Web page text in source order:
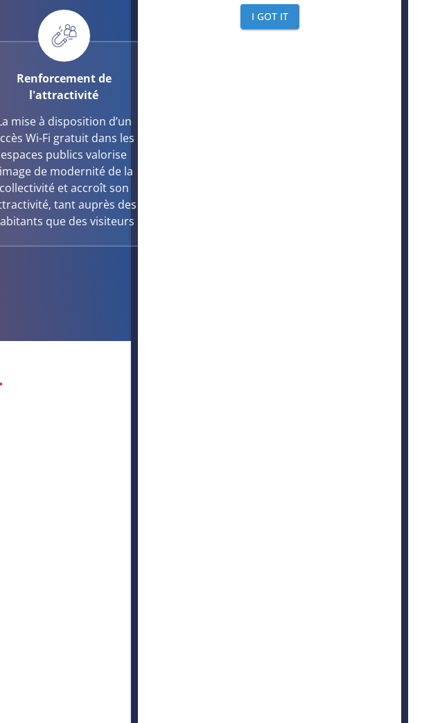
Renforcement de
l'attractivité
mise à disposition d’un
Wi-Fi gratuit dans les
espaces publics valorise
de modernité de la
collectivité et accroît son
tant auprès des
que des visiteurs
I GOT IT